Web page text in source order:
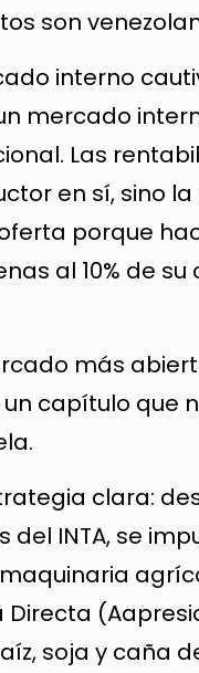
son
interno
mercado
Las
en sí, sino
porque
al 10% de
más
capítulo que
clara:
INTA, se
soja y caña